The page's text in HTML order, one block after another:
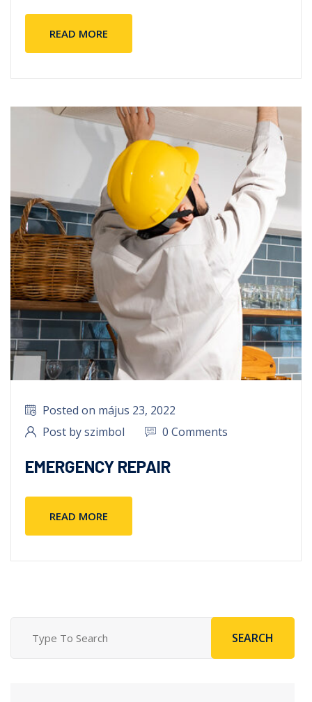
READ MORE
Posted on május 23, 2022
Post by szimbol
0 Comments
EMERGENCY REPAIR
READ MORE
SEARCH